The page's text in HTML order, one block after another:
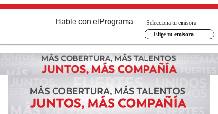
Hable con el Programa
Selecciona tu emisora
Elige tu emisora